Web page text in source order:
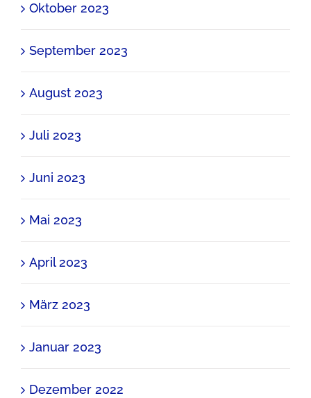
Oktober 2023
September 2023
August 2023
Juli 2023
Juni 2023
Mai 2023
April 2023
März 2023
Januar 2023
Dezember 2022